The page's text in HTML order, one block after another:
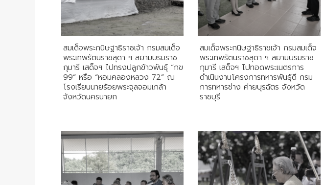
สมเด็จพระกนิษฐาธิราชเจ้า กรมสมเด็จ
พระเทพรัตนราชสุดา ฯ สยามบรมราช
กุมารี เสด็จฯ ไปทรงปลูกข้าวพันธุ์ “กข
99” หรือ “หอมคลองหลวง 72” ณ
โรงเรียนนายร้อยพระจุลจอมเกล้า
จังหวัดนครนายก
สมเด็จพระกนิษฐาธิราชเจ้า กรมสมเด็จ
พระเทพรัตนราชสุดา ฯ สยามบรมราช
กุมารี เสด็จฯ ไปทอดพระเนตรการ
ดำเนินงานโครงการทหารพันธุ์ดี กรม
การทหารช่าง ค่ายบุรฉัตร จังหวัด
ราชบุรี